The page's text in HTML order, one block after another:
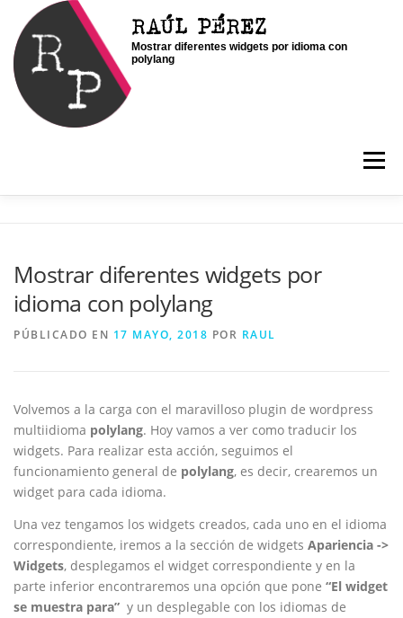
contenido
RAÚL PÉREZ
Mostrar diferentes widgets por idioma con
polylang
Menú
PORTFOLIO CONTACTO
Mostrar diferentes widgets por
idioma con polylang
PÚBLICADO EN 17 MAYO, 2018 POR RAUL
Volvemos a la carga con el maravilloso plugin de wordpress
multiidioma polylang. Hoy vamos a ver como traducir los
widgets. Para realizar esta acción, seguimos el
funcionamiento general de polylang, es decir, crearemos un
widget para cada idioma.
Una vez tengamos los widgets creados, cada uno en el idioma
correspondiente, iremos a la sección de widgets Apariencia ->
Widgets, desplegamos el widget correspondiente y en la
parte inferior encontraremos una opción que pone “El widget
se muestra para” y un desplegable con los idiomas de